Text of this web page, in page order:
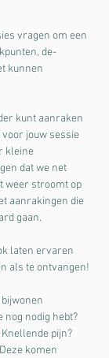
vragen om een
de-
kunnen
kunt aanraken
jouw sessie
kleine
dat we net
weer stroomt op
aanrakingen die
gaan.
laten ervaren
als te ontvangen!
bijwonen
nog nodig hebt?
pijn?
komen